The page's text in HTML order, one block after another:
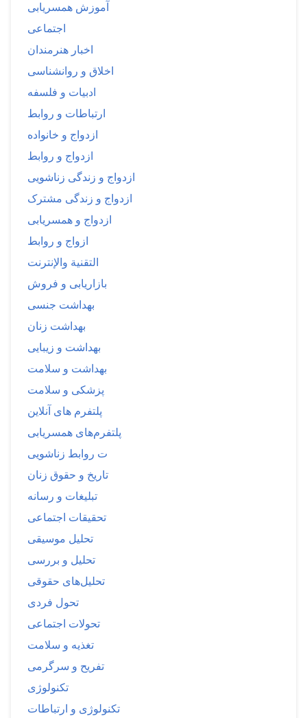
آموزش همسریابی
اجتماعی
اخبار هنرمندان
اخلاق و روانشناسی
ادبیات و فلسفه
ارتباطات و روابط
ازدواج و خانواده
ازدواج و روابط
ازدواج و زندگی زناشویی
ازدواج و زندگی مشترک
ازدواج و همسریابی
ازواج و روابط
التقنية والإنترنت
بازاریابی و فروش
بهداشت جنسی
بهداشت زنان
بهداشت و زیبایی
بهداشت و سلامت
پزشکی و سلامت
پلتفرم های آنلاین
پلتفرم‌های همسریابی
ت روابط زناشویی
تاریخ و حقوق زنان
تبلیغات و رسانه
تحقیقات اجتماعی
تحلیل موسیقی
تحلیل و بررسی
تحلیل‌های حقوقی
تحول فردی
تحولات اجتماعی
تغذیه و سلامت
تفریح و سرگرمی
تکنولوژی
تکنولوژی و ارتباطات